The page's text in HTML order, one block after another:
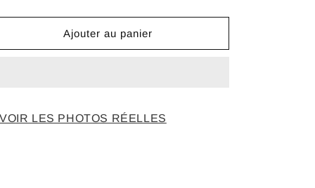
Ajouter au panier
VOIR LES PHOTOS RÉELLES